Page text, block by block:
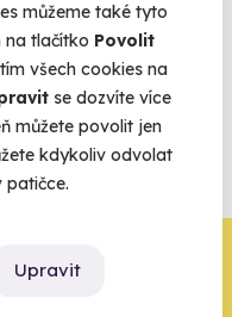
můžeme také tyto
na tlačítko Povolit
všech cookies na
se dozvíte více
můžete povolit jen
kdykoliv odvolat
patičce.
Upravit